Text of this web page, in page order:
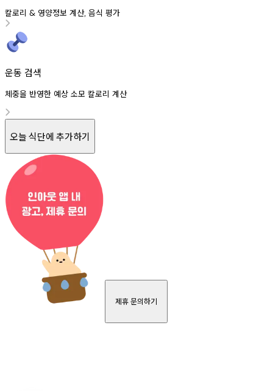
칼로리 & 영양정보 계산, 음식 평가
운동 검색
체중을 반영한 예상 소모 칼로리 계산
오늘 식단에 추가하기
제휴 문의하기